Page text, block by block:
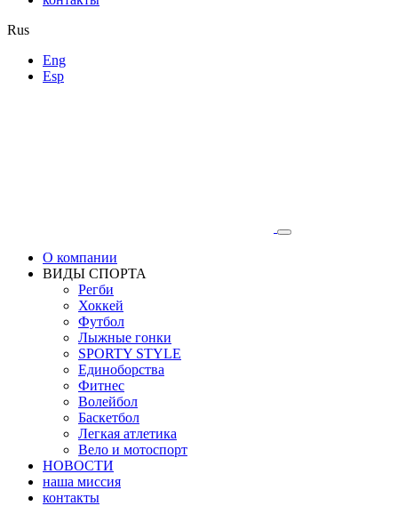
Rus
Eng
Esp
О компании
ВИДЫ СПОРТА
Регби
Хоккей
Футбол
Лыжные гонки
SPORTY STYLE
Единоборства
Фитнес
Волейбол
Баскетбол
Легкая атлетика
Вело и мотоспорт
НОВОСТИ
наша миссия
контакты